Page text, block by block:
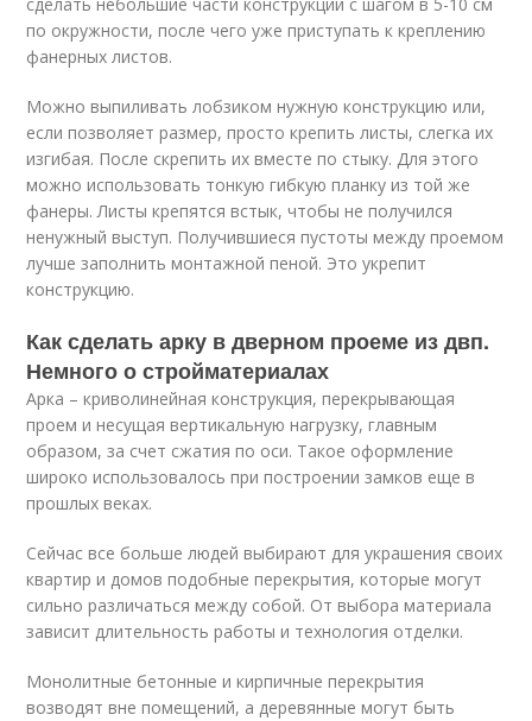
по окружности, после чего уже приступать к креплению
фанерных листов.
Можно выпиливать лобзиком нужную конструкцию или,
если позволяет размер, просто крепить листы, слегка их
изгибая. После скрепить их вместе по стыку. Для этого
можно использовать тонкую гибкую планку из той же
фанеры. Листы крепятся встык, чтобы не получился
ненужный выступ. Получившиеся пустоты между проемом
лучше заполнить монтажной пеной. Это укрепит
конструкцию.
Как сделать арку в дверном проеме из двп.
Немного о стройматериалах
Арка – криволинейная конструкция, перекрывающая
проем и несущая вертикальную нагрузку, главным
образом, за счет сжатия по оси. Такое оформление
широко использовалось при построении замков еще в
прошлых веках.
Сейчас все больше людей выбирают для украшения своих
квартир и домов подобные перекрытия, которые могут
сильно различаться между собой. От выбора материала
зависит длительность работы и технология отделки.
Монолитные бетонные и кирпичные перекрытия
возводят вне помещений, а деревянные могут быть